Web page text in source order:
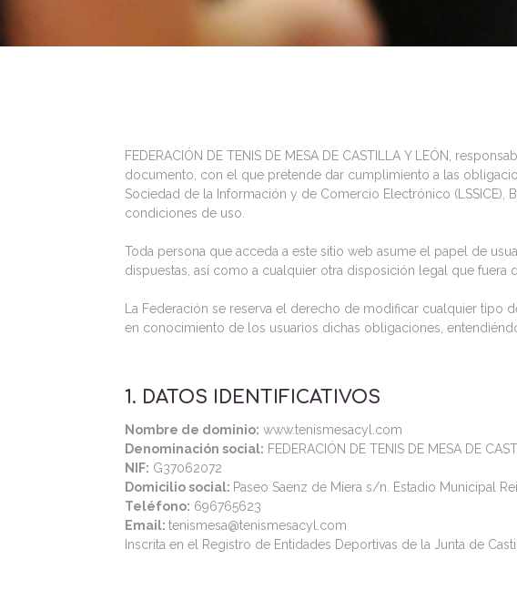
FEDERACIÓN DE TENIS DE MESA DE CASTILLA Y LEÓN,
documento, con el que pretende dar cumplimiento a las
Sociedad de la Información y de Comercio Electrónico
condiciones de uso.
Toda persona que acceda a este sitio web asume el papel de
dispuestas, así como a cualquier otra disposición legal que fuera
La Federación se reserva el derecho de modificar cualquier
en conocimiento de los usuarios dichas obligaciones,
1. DATOS IDENTIFICATIVOS
Nombre de dominio: www.tenismesacyl.com
Denominación social: FEDERACIÓN DE TENIS DE MESA DE
NIF: G37062072
Domicilio social: Paseo Saenz de Miera s/n. Estadio Municipal
Teléfono: 696765623
Email: tenismesa@tenismesacyl.com
Inscrita en el Registro de Entidades Deportivas de la Junta de